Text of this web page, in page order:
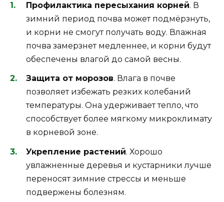
Профилактика пересыхания корней. В
зимний период почва может подмёрзнуть,
и корни не смогут получать воду. Влажная
почва замерзнет медленнее, и корни будут
обеспечены влагой до самой весны.
Защита от морозов. Влага в почве
позволяет избежать резких колебаний
температуры. Она удерживает тепло, что
способствует более мягкому микроклимату
в корневой зоне.
Укрепление растений. Хорошо
увлажненные деревья и кустарники лучше
переносят зимние стрессы и меньше
подвержены болезням.